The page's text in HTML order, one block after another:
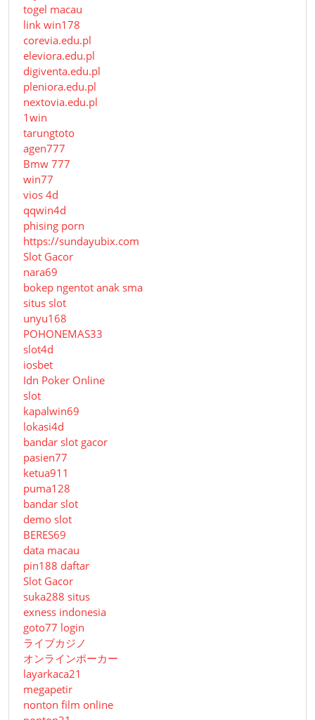
togel macau
link win178
corevia.edu.pl
eleviora.edu.pl
digiventa.edu.pl
pleniora.edu.pl
nextovia.edu.pl
1win
tarungtoto
agen777
Bmw 777
win77
vios 4d
qqwin4d
phising porn
https://sundayubix.com
Slot Gacor
nara69
bokep ngentot anak sma
situs slot
unyu168
POHONEMAS33
slot4d
iosbet
Idn Poker Online
slot
kapalwin69
lokasi4d
bandar slot gacor
pasien77
ketua911
puma128
bandar slot
demo slot
BERES69
data macau
pin188 daftar
Slot Gacor
suka288 situs
exness indonesia
goto77 login
ライブカジノ
オンラインポーカー
layarkaca21
megapetir
nonton film online